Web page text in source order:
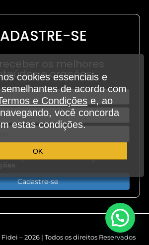
SE
os melhores
e orações
outros conteúdos em meu
aplicativos de mensagem.
.
Cadastre-se
– 2026 | Todos os direitos Reservados
cookies essenciais e
de acordo com
e Condições e, ao
você concorda
estas condições.
OK